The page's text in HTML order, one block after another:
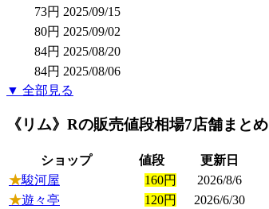
73円 2025/09/15
80円 2025/09/02
84円 2025/08/20
84円 2025/08/06
▼ 全部見る
《リム》Rの販売値段相場7店舗まとめ
ショップ 値段
更新日
★駿河屋 160円
2026/8/6
★遊々亭 120円
2026/6/30